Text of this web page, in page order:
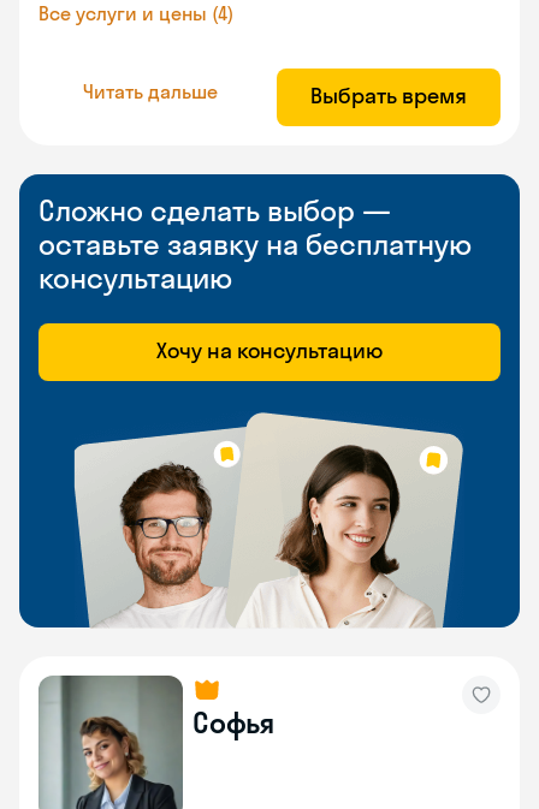
Все услуги и цены (4)
Читать дальше Выбрать время
Сложно сделать выбор —
оставьте заявку на бесплатную
консультацию
Хочу на консультацию
Софья